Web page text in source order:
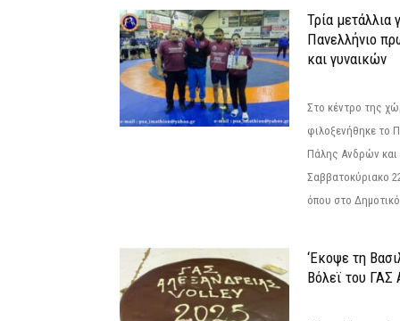
Τρία μετάλλια
Πανελλήνιο
και γυναικών
Στο κέντρο της
φιλοξενήθηκε το
Πάλης Ανδρών και
Σαββατοκύριακο
όπου στο
‘Εκοψε τη
Βόλεϊ του ΓΑΣ